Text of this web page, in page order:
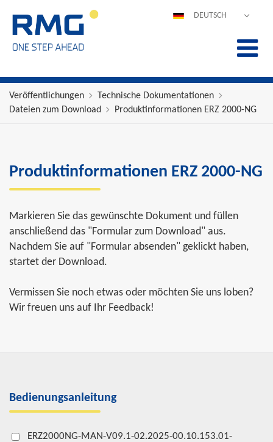
DEUTSCH
FRANÇAIS
ITALIANO
Veröffentlichungen
Technische Dokumentationen
Dateien zum Download
Produktinformationen ERZ 2000-NG
Produktinformationen ERZ 2000-NG
Markieren Sie das gewünschte Dokument und füllen
anschließend das "Formular zum Download" aus.
Nachdem Sie auf "Formular absenden" geklickt haben,
startet der Download.
Vermissen Sie noch etwas oder möchten Sie uns loben?
Wir freuen uns auf Ihr Feedback!
Bedienungsanleitung
ERZ2000NG-MAN-V09.1-02.2025-00.10.153.01-